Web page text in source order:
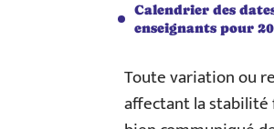
Calendrier des
enseignants pour
Toute variation ou
affectant la stabilité